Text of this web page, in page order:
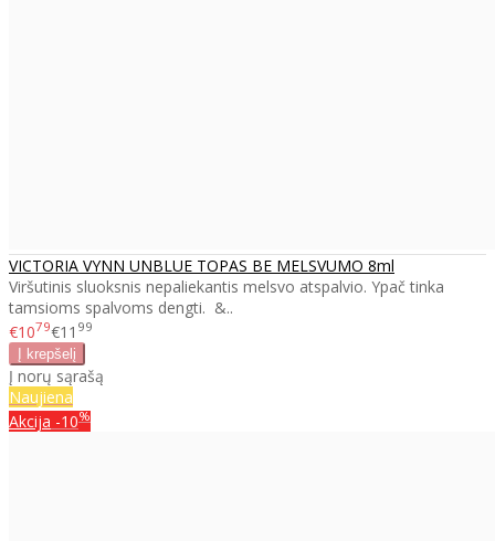
VICTORIA VYNN UNBLUE TOPAS BE MELSVUMO 8ml
Viršutinis sluoksnis nepaliekantis melsvo atspalvio. Ypač tinka
tamsioms spalvoms dengti. &..
€1079€11 99
Į norų sąrašą
Naujiena
Akcija -10%